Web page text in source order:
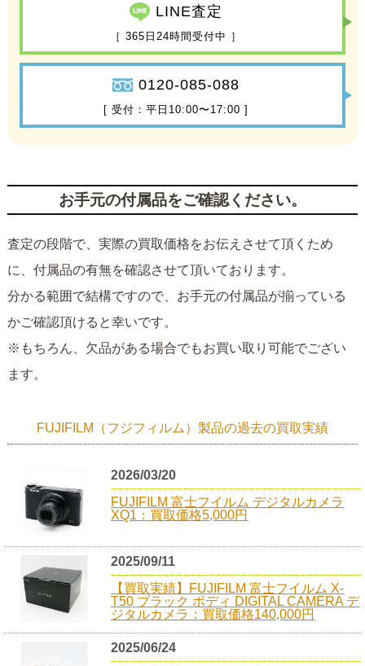
LINE査定
［ 365日24時間受付中 ］
0120-085-088
[ 受付：平日10:00〜17:00 ]
お手元の付属品をご確認ください。
査定の段階で、実際の買取価格をお伝えさせて頂くため
に、付属品の有無を確認させて頂いております。
分かる範囲で結構ですので、お手元の付属品が揃っている
かご確認頂けると幸いです。
※もちろん、欠品がある場合でもお買い取り可能でござい
ます。
FUJIFILM（フジフィルム）製品の過去の買取実績
2026/03/20
FUJIFILM 富士フイルム デジタルカメラ
XQ1：買取価格5,000円
2025/09/11
【買取実績】FUJIFILM 富士フイルム X-
T50 ブラック ボディ DIGITAL CAMERA デ
ジタルカメラ：買取価格140,000円
2025/06/24